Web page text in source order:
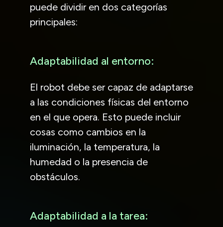
puede dividir en dos categorías
principales:
Adaptabilidad al entorno:
El robot debe ser capaz de adaptarse
a las condiciones físicas del entorno
en el que opera. Esto puede incluir
cosas como cambios en la
iluminación, la temperatura, la
humedad o la presencia de
obstáculos.
Adaptabilidad a la tarea: